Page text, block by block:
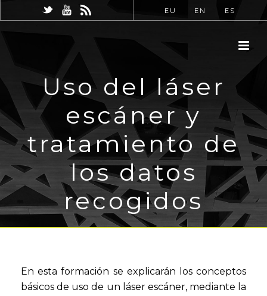
EU EN ES
Uso del láser
escáner y
tratamiento de
los datos
recogidos
En esta formación se explicarán los conceptos
básicos de uso de un láser escáner, mediante la